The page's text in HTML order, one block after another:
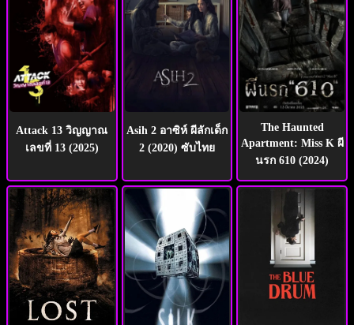
Attack 13 วิญญาณ
เลขที่ 13 (2025)
Asih 2 อาซิห์ ผีลักเด็ก
2 (2020) ซับไทย
The Haunted
Apartment: Miss K ผี
นรก 610 (2024)